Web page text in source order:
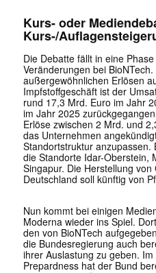
Kurs- oder
Kurs-/
Die Debatte fällt in eine
Veränderungen bei
außergewöhnlichen Erlösen
Impfstoffgeschäft ist der
rund 17,3 Mrd. Euro im Jahr
im Jahr 2025
Erlöse zwischen 2 Mrd. und
das Unternehmen
Standortstruktur anzupassen.
die Standorte Idar-Oberstein,
Singapur. Die Herstellung von
Deutschland soll künftig von
Nun kommt bei einigen
Moderna wieder ins Spiel.
den von BioNTech
die Bundesregierung auch
ihrer Auslastung zu geben.
Prepardness hat der Bund